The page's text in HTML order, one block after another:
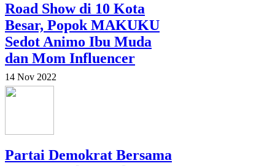
Road Show di 10 Kota
Besar, Popok MAKUKU
Sedot Animo Ibu Muda
dan Mom Influencer
14 Nov 2022
Partai Demokrat Bersama